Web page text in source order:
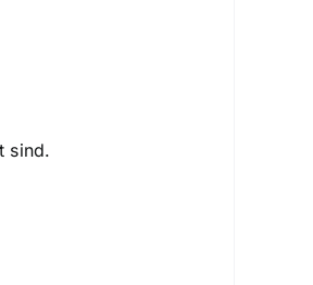
sind.